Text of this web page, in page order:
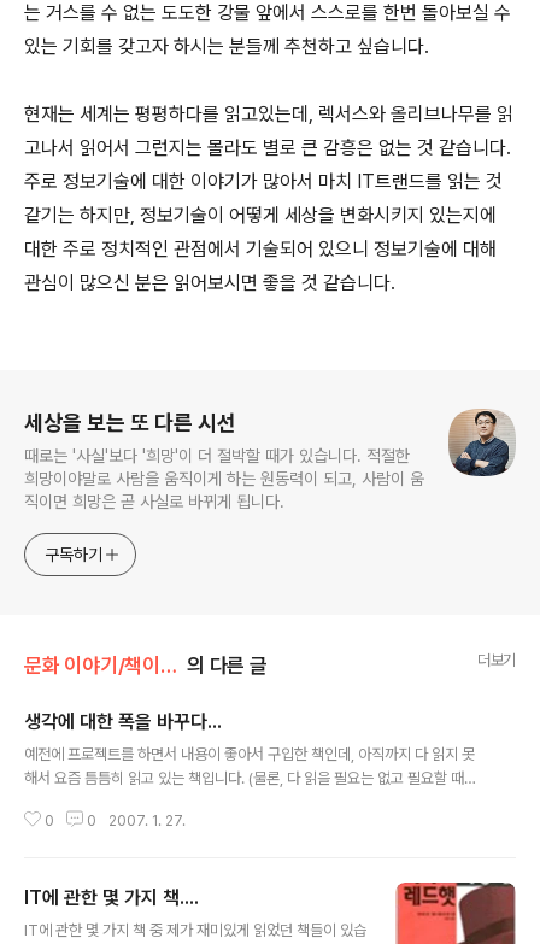
는 거스를 수 없는 도도한 강물 앞에서 스스로를 한번 돌아보실 수
있는 기회를 갖고자 하시는 분들께 추천하고 싶습니다.
현재는 세계는 평평하다를 읽고있는데, 렉서스와 올리브나무를 읽
고나서 읽어서 그런지는 몰라도 별로 큰 감흥은 없는 것 같습니다.
주로 정보기술에 대한 이야기가 많아서 마치 IT트랜드를 읽는 것
같기는 하지만, 정보기술이 어떻게 세상을 변화시키지 있는지에
대한 주로 정치적인 관점에서 기술되어 있으니 정보기술에 대해
관심이 많으신 분은 읽어보시면 좋을 것 같습니다.
세상을 보는 또 다른 시선
때로는 '사실'보다 '희망'이 더 절박할 때가 있습니다. 적절한
희망이야말로 사람을 움직이게 하는 원동력이 되고, 사람이 움
직이면 희망은 곧 사실로 바뀌게 됩니다.
구독하기
문화 이야기/책이야기 의 다른 글 더보기
생각에 대한 폭을 바꾸다...
예전에 프로젝트를 하면서 내용이 좋아서 구입한 책인데, 아직까지 다 읽지 못
해서 요즘 틈틈히 읽고 있는 책입니다. (물론, 다 읽을 필요는 없고 필요할 때만
상당히 단순하지만 개인적으로 생각의 폭을 넗일 수 있는 책이여서 마음에 듭니
니다. 혹시라도 하시는 일이 경영이나 컨설팅 분야에 관련되신 분들에게는 한번
쯤 권하고 싶은 책입니다.
0 0 2007. 1. 27.
IT에 관한 몇 가지 책....
IT에 관한 몇 가지 책 중 제가 재미있게 읽었던 책들이 있습